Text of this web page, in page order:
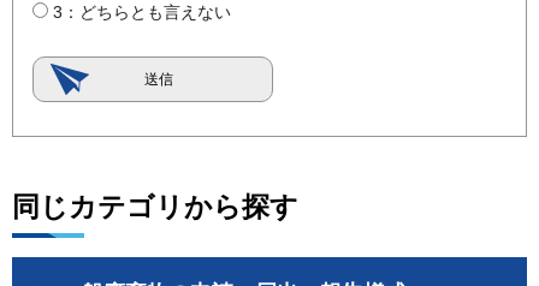
3：どちらとも言えない
同じカテゴリから探す